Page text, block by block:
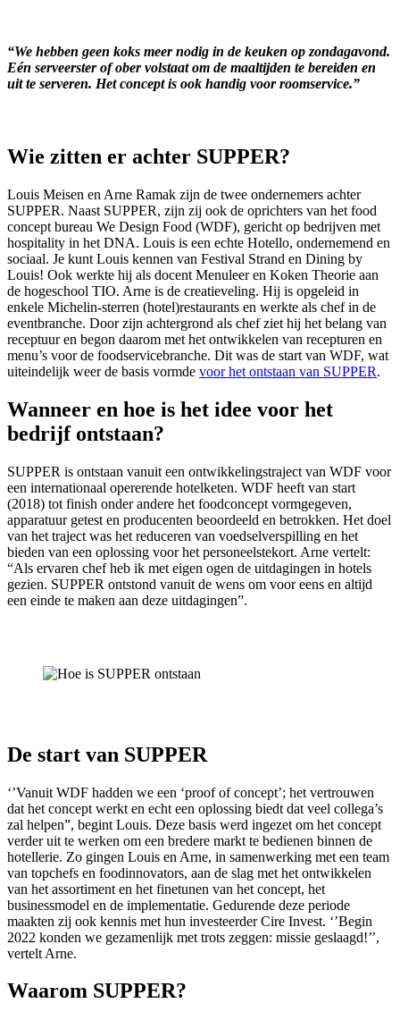
“We hebben geen koks meer nodig in de keuken op zondagavond.
Eén serveerster of ober volstaat om de maaltijden te bereiden en
uit te serveren. Het concept is ook handig voor roomservice.”
Wie zitten er achter SUPPER?
Louis Meisen en Arne Ramak zijn de twee ondernemers achter
SUPPER. Naast SUPPER, zijn zij ook de oprichters van het food
concept bureau We Design Food (WDF), gericht op bedrijven met
hospitality in het DNA. Louis is een echte Hotello, ondernemend en
sociaal. Je kunt Louis kennen van Festival Strand en Dining by
Louis! Ook werkte hij als docent Menuleer en Koken Theorie aan
de hogeschool TIO. Arne is de creatieveling. Hij is opgeleid in
enkele Michelin-sterren (hotel)restaurants en werkte als chef in de
eventbranche. Door zijn achtergrond als chef ziet hij het belang van
receptuur en begon daarom met het ontwikkelen van recepturen en
menu’s voor de foodservicebranche. Dit was de start van WDF, wat
uiteindelijk weer de basis vormde voor het ontstaan van SUPPER.
Wanneer en hoe is het idee voor het
bedrijf ontstaan?
SUPPER is ontstaan vanuit een ontwikkelingstraject van WDF voor
een internationaal opererende hotelketen. WDF heeft van start
(2018) tot finish onder andere het foodconcept vormgegeven,
apparatuur getest en producenten beoordeeld en betrokken. Het doel
van het traject was het reduceren van voedselverspilling en het
bieden van een oplossing voor het personeelstekort. Arne vertelt:
“Als ervaren chef heb ik met eigen ogen de uitdagingen in hotels
gezien. SUPPER ontstond vanuit de wens om voor eens en altijd
een einde te maken aan deze uitdagingen”.
De start van SUPPER
‘’Vanuit WDF hadden we een ‘proof of concept’; het vertrouwen
dat het concept werkt en echt een oplossing biedt dat veel collega’s
zal helpen”, begint Louis. Deze basis werd ingezet om het concept
verder uit te werken om een bredere markt te bedienen binnen de
hotellerie. Zo gingen Louis en Arne, in samenwerking met een team
van topchefs en foodinnovators, aan de slag met het ontwikkelen
van het assortiment en het finetunen van het concept, het
businessmodel en de implementatie. Gedurende deze periode
maakten zij ook kennis met hun investeerder Cire Invest. ‘’Begin
2022 konden we gezamenlijk met trots zeggen: missie geslaagd!’’,
vertelt Arne.
Waarom SUPPER?